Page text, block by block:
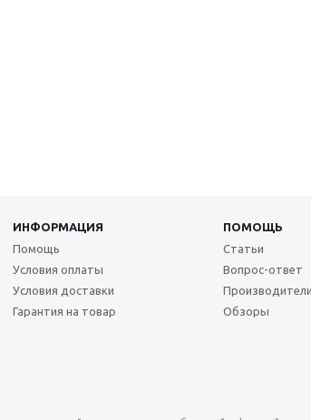
ИНФОРМАЦИЯ
ПОМОЩЬ
Помощь
Условия оплаты
Условия доставки
Гарантия на товар
Статьи
Вопрос-ответ
Производители
Обзоры